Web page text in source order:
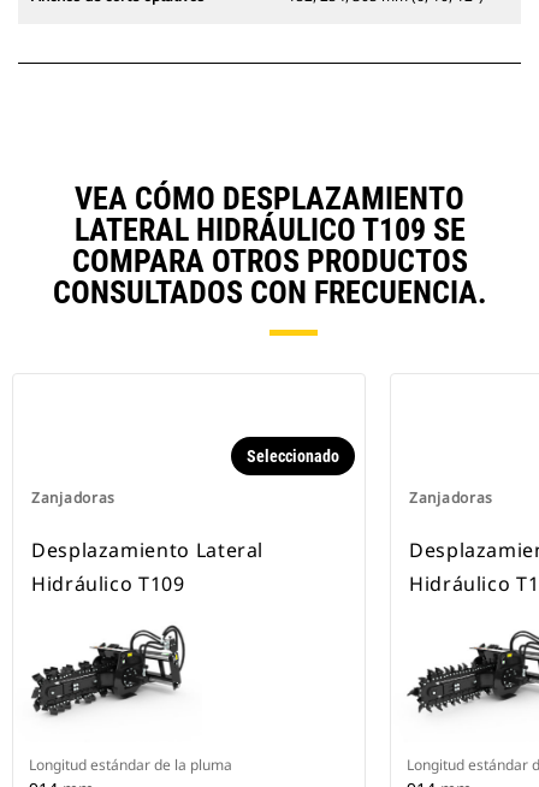
VEA CÓMO DESPLAZAMIENTO
LATERAL HIDRÁULICO T109 SE
COMPARA OTROS PRODUCTOS
CONSULTADOS CON FRECUENCIA.
Zanjadoras
Seleccionado
Desplazamiento Lateral
Hidráulico T109
Longitud estándar de la pluma
Zanjadoras
Hidráulico
Longitud estándar